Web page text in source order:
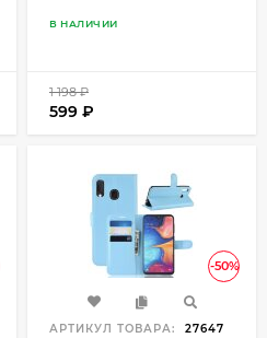
В НАЛИЧИИ
1 198₽
599 ₽
-50%
АРТИКУЛ ТОВАРА: 27647